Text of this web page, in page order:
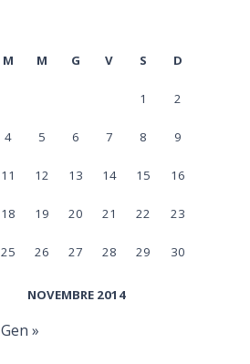
NOVEMBRE 2014
M M G V S D
1 2
4 5 6 7 8 9
11 12 13 14 15 16
18 19 20 21 22 23
25 26 27 28 29 30
Gen »